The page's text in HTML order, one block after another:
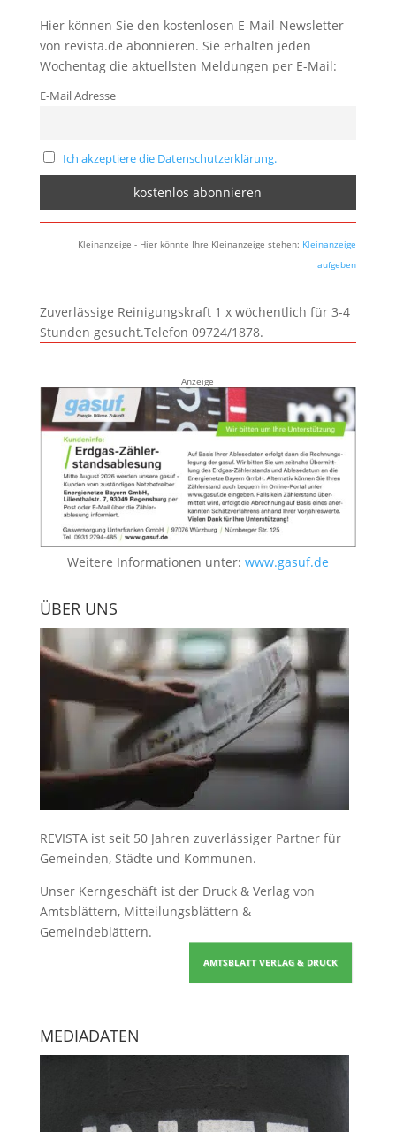
Hier können Sie den kostenlosen E-Mail-Newsletter
von revista.de abonnieren. Sie erhalten jeden
Wochentag die aktuellsten Meldungen per E-Mail:
E-Mail Adresse
Ich akzeptiere die Datenschutzerklärung.
Kleinanzeige - Hier könnte Ihre Kleinanzeige stehen: Kleinanzeige
aufgeben
Zuverlässige Reinigungskraft 1 x wöchentlich für 3-4
Stunden gesucht.Telefon 09724/1878.
Anzeige
Weitere Informationen unter: www.gasuf.de
ÜBER UNS
REVISTA ist seit 50 Jahren zuverlässiger Partner für
Gemeinden, Städte und Kommunen.
Unser Kerngeschäft ist der Druck & Verlag von
Amtsblättern, Mitteilungsblättern &
Gemeindeblättern.
AMTSBLATT VERLAG & DRUCK
MEDIADATEN